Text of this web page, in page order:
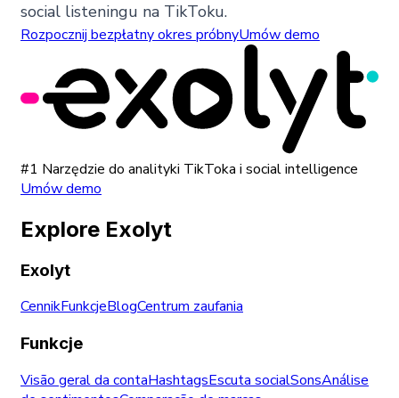
social listeningu na TikToku.
Rozpocznij bezpłatny okres próbnyUmów demo
#1 Narzędzie do analityki TikToka i social intelligence
Umów demo
Explore Exolyt
Exolyt
CennikFunkcjeBlogCentrum zaufania
Funkcje
Visão geral da contaHashtagsEscuta socialSonsAnálise